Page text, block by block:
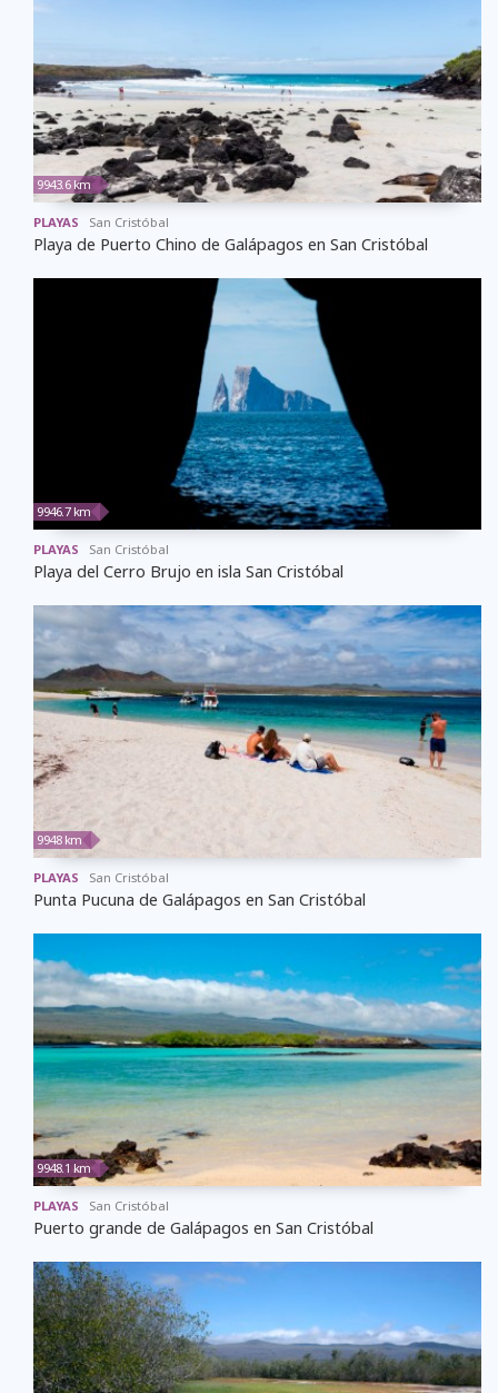
9943.6 km
PLAYAS San Cristóbal
Playa de Puerto Chino de Galápagos en San Cristóbal
9946.7 km
PLAYAS San Cristóbal
Playa del Cerro Brujo en isla San Cristóbal
9948 km
PLAYAS San Cristóbal
Punta Pucuna de Galápagos en San Cristóbal
9948.1 km
PLAYAS San Cristóbal
Puerto grande de Galápagos en San Cristóbal